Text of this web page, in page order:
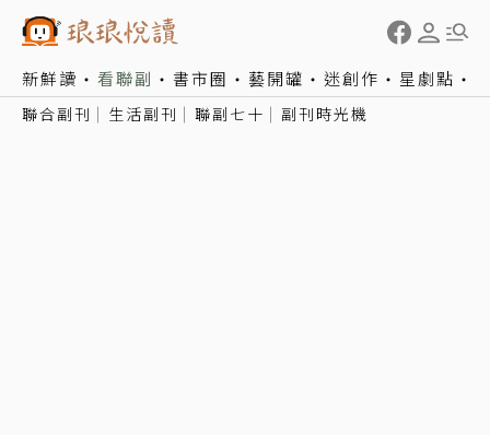
新鮮讀 看聯副 書市圈 藝開罐 迷創作 星劇點
聯合副刊 生活副刊 聯副七十 副刊時光機